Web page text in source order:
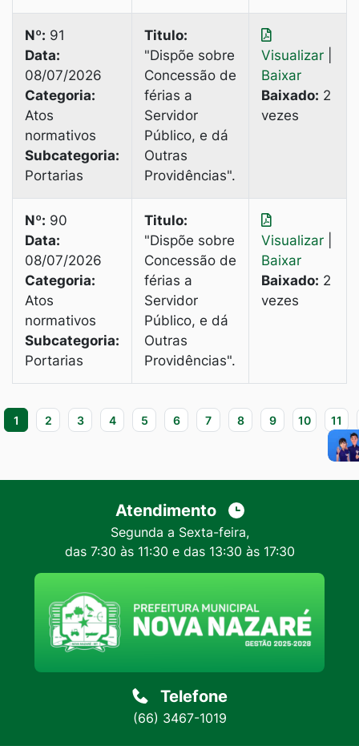
Nº: 91
Data:
08/07/2026
Categoria:
Atos
normativos
Subcategoria:
Portarias
Titulo:
"Dispõe sobre
Concessão de
férias a
Servidor
Público, e dá
Outras
Providências".
Visualizar
Baixar
Baixado: 2
vezes
Nº: 90
Data:
08/07/2026
Categoria:
Atos
normativos
Subcategoria:
Portarias
Titulo:
"Dispõe sobre
Concessão de
férias a
Servidor
Público, e dá
Outras
Providências".
Visualizar
Baixar
Baixado: 2
vezes
1 2 3 4 5 6 7 8 9 10 11
Atendimento
Segunda a Sexta-feira,
das 7:30 às 11:30 e das 13:30 às 17:30
Telefone
(66) 3467-1019